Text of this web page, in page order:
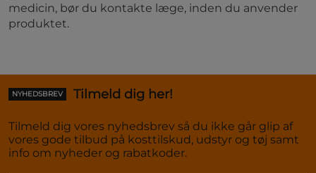
medicin, bør du kontakte læge, inden du anvender
produktet.
NYHEDSBREV Tilmeld dig her!
Tilmeld dig vores nyhedsbrev så du ikke går glip af
vores gode tilbud på kosttilskud, udstyr og tøj samt
info om nyheder og rabatkoder.